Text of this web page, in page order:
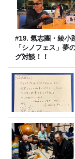
#19. 氣志團・綾小
「シノフェス」夢
グ対談！！